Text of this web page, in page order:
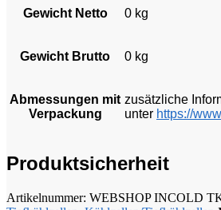
Gewicht Netto 0 kg
Gewicht Brutto 0 kg
Abmessungen mit
Verpackung
zusätzliche
unter https://
Produktsicherheit
Artikelnummer: WEBSHOP INCOLD